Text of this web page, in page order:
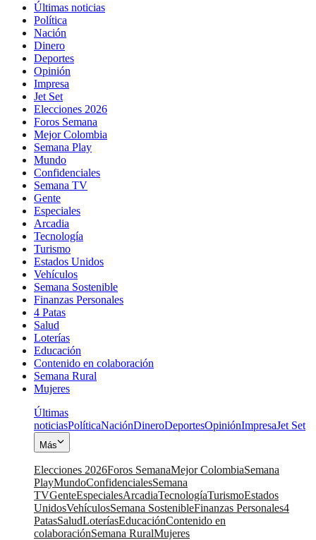
Últimas noticias
Política
Nación
Dinero
Deportes
Opinión
Impresa
Jet Set
Elecciones 2026
Foros Semana
Mejor Colombia
Semana Play
Mundo
Confidenciales
Semana TV
Gente
Especiales
Arcadia
Tecnología
Turismo
Estados Unidos
Vehículos
Semana Sostenible
Finanzas Personales
4 Patas
Salud
Loterías
Educación
Contenido en colaboración
Semana Rural
Mujeres
Últimas
noticiasPolíticaNaciónDineroDeportesOpiniónImpresaJet Set
Más
Elecciones 2026Foros SemanaMejor ColombiaSemana
PlayMundoConfidencialesSemana
TVGenteEspecialesArcadiaTecnologíaTurismoEstados
UnidosVehículosSemana SostenibleFinanzas Personales4
PatasSaludLoteríasEducaciónContenido en
colaboraciónSemana RuralMujeres